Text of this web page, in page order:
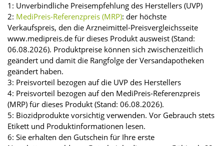
1: Unverbindliche Preisempfehlung des Herstellers (UVP)
2: MediPreis-Referenzpreis (MRP): der höchste
Verkaufspreis, den die Arzneimittel-Preisvergleichsseite
www.medipreis.de für dieses Produkt ausweist (Stand:
06.08.2026). Produktpreise können sich zwischenzeitlich
geändert und damit die Rangfolge der Versandapotheken
geändert haben.
3: Preisvorteil bezogen auf die UVP des Herstellers
4: Preisvorteil bezogen auf den MediPreis-Referenzpreis
(MRP) für dieses Produkt (Stand: 06.08.2026).
5: Biozidprodukte vorsichtig verwenden. Vor Gebrauch stets
Etikett und Produktinformationen lesen.
6: Sie erhalten den Gutschein für Ihre erste